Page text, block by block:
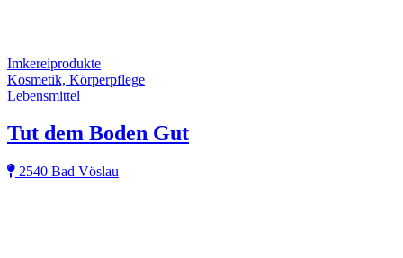
Imkereiprodukte
Kosmetik, Körperpflege
Lebensmittel
Tut dem Boden Gut
2540 Bad Vöslau